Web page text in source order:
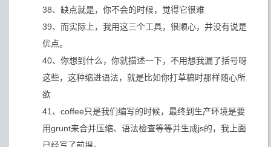
38、缺点就是，你不会的时候，觉得它很难
39、而实际上，我用这三个工具，很顺心，并没有说是
优点。
40、你想到什么，你就描述一下，不用想我漏了括号呀
这些，这种缩进语法，就是比如你打草稿时那样随心所
欲
41、coffee只是我们编写的时候，最终到生产环境是要
用grunt来合并压缩、语法检查等等并生成js的，我上面